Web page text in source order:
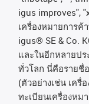
igus improves",
เครื่องหมายการ
igus® SE & Co.
และในอีกหลายปร
ทั่วโลก นี่คือรายชื่
(ตัวอย่างเช่น เครื่
ทะเบียนเครื่องหม